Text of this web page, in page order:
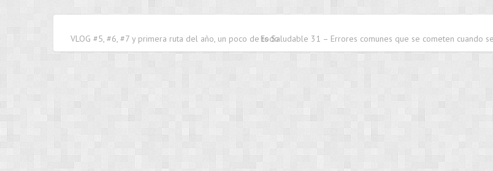
VLOG #5, #6, #7 y primera ruta del año, un poco de todoEs Saludable 31 – Errores comunes que se cometen cuando